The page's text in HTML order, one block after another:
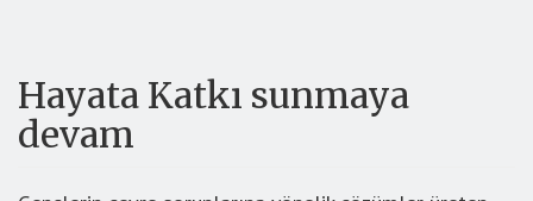
Hayata Katkı sunmaya
devam